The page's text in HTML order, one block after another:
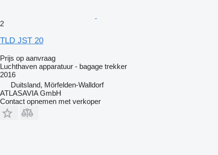
2
TLD JST 20
Prijs op aanvraag
Luchthaven apparatuur - bagage trekker
2016
Duitsland, Mörfelden-Walldorf
ATLASAVIA GmbH
Contact opnemen met verkoper